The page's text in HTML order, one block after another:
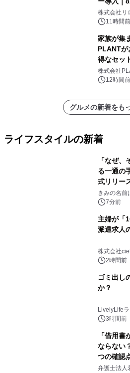
株式会社リ
11時間前
家族が集
PLANTが
得なセッ
株式会社
12時間前
グルメの新着をも
ライフスタイルの新着
「なぜ、
る一通の
式リリー
きみの名前
7分前
主婦が「
派遣求人
株式会社
2時間前
ゴミ出し
か？
LivelyLife
3時間前
「借用
ならない
つの確認
弁護士法人